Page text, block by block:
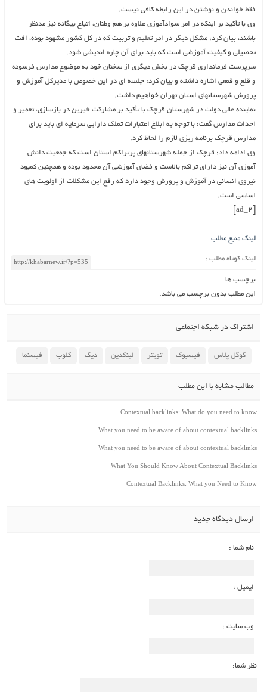
فقط خواندن و نوشتن در این رابطه کافی نیست.
وی با تأکید بر اینکه در امر سوادآموزی علاوه بر هم وطنان، اتباع بیگانه نیز مدنظر
باشند، بیان کرد: مشکل دیگر در امر تعلیم و تربیت که در کل کشور مشهود بوده، افت
تحصیلی و کیفیت آموزشی است که باید برای آن چاره اندیشی شود.
سرپرست فرمانداری قرچک در بخش دیگری از سخنان خود به موضوع مدارس فرسوده
و قلع و قمعی اشاره داشته و بیان کرد: جلسه ای در این خصوص با مدیرکل آموزش و
پرورش شهرستانهای استان تهران خواهیم داشت.
نماینده عالی دولت در شهرستان قرچک با تأکید بر مشارکت خیرین در بازسازی، تعمیر و
احداث مدارس گفت: با توجه به ابلاغ اعتبارات تملک دارایی سرمایه ای باید برای
مدارس قرچک برنامه ریزی لازم را لحاظ کرد.
وی ادامه داد: قرچک از جمله شهرستانهای پرتراکم استان است که جمعیت دانش
آموزی آن نیز دارای تراکم بالاست و فضای آموزشی آن محدود بوده و همچنین کمبود
نیروی انسانی در آموزش و پرورش وجود دارد که رفع این مشکلات از اولویت های
اساسی است.
لینک منبع مطلب
لینک کوتاه مطلب :
برچسب ها
این مطلب بدون برچسب می باشد.
اشتراک در شبکه اجتماعی
گوگل پلاس فیسبوک تویتر لینکدین دیگ کلوب فیسنما
مطالب مشابه با این مطلب
Contextual backlinks: What do you need to know
What you need to be aware of about contextual backlinks
What you need to be aware of about contextual backlinks
What You Should Know About Contextual Backlinks
Contextual Backlinks: What you Need to Know
ارسال دیدگاه جدید
نام شما :
ایمیل :
وب سایت :
نظر شما: